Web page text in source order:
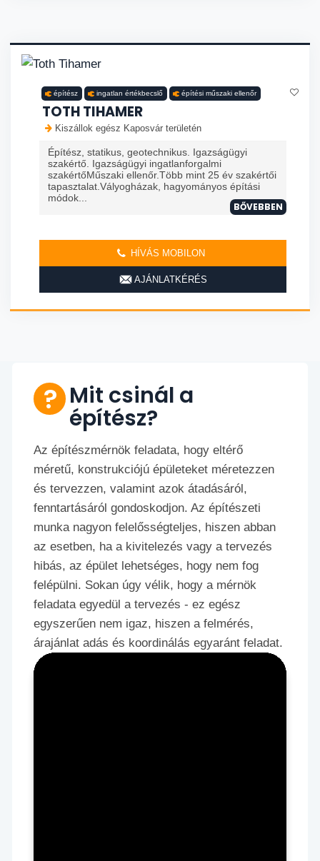
építész ingatlan értékbecslő építési műszaki ellenőr
TOTH TIHAMER
Kiszállok egész Kaposvár területén
Építész, statikus, geotechnikus. Igazságügyi
szakértő. Igazságügyi ingatlanforgalmi
szakértőMűszaki ellenőr.Több mint 25 év szakértői
tapasztalat.Vályogházak, hagyományos építási
módok...
BŐVEBBEN
HÍVÁS MOBILON
AJÁNLATKÉRÉS
Mit csinál a
építész?
Az építészmérnök feladata, hogy eltérő
méretű, konstrukciójú épületeket méretezzen
és tervezzen, valamint azok átadásáról,
fenntartásáról gondoskodjon. Az építészeti
munka nagyon felelősségteljes, hiszen abban
az esetben, ha a kivitelezés vagy a tervezés
hibás, az épület lehetséges, hogy nem fog
felépülni. Sokan úgy vélik, hogy a mérnök
feladata egyedül a tervezés - ez egész
egyszerűen nem igaz, hiszen a felmérés,
árajánlat adás és koordinálás egyaránt feladat.